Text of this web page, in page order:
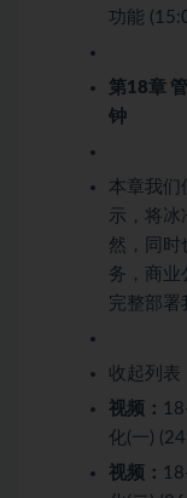
功能
第18章
钟
本章我们
示，将冰
然，同时
务，商业
完整部署
收起列表
视频：
化(一)
视频：